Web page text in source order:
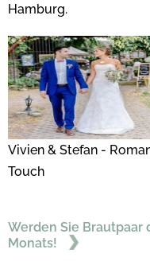
Hamburg.
Vivien & Stefan -
Touch
Werden Sie Brautpaar
Monats!